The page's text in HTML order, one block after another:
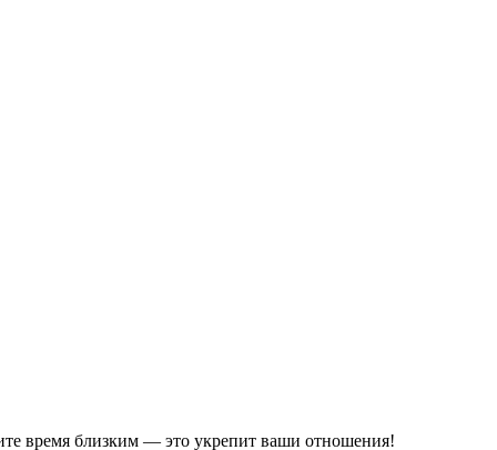
время близким — это укрепит ваши отношения!